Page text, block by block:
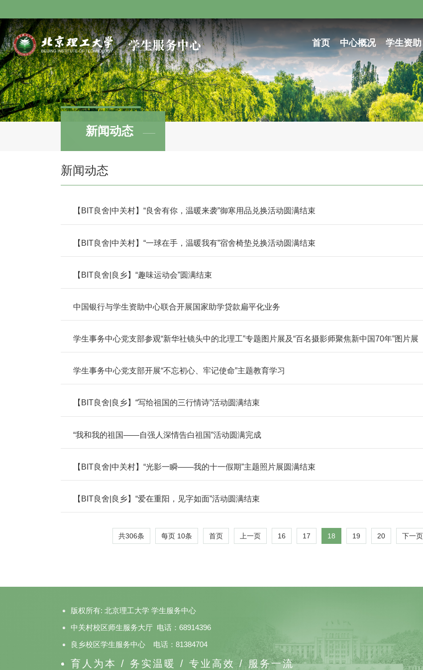
首页 中心概况 学生资助
新闻动态
新闻动态
【BIT良舍|中关村】“良舍有你，温暖来袭”御寒用品兑换活动圆满结束
【BIT良舍|中关村】“一球在手，温暖我有”宿舍椅垫兑换活动圆满结束
【BIT良舍|良乡】“趣味运动会”圆满结束
中国银行与学生资助中心联合开展国家助学贷款扁平化业务
学生事务中心党支部参观“新华社镜头中的北理工”专题图片展及“百名摄影师聚焦新中国70年”图片展
学生事务中心党支部开展“不忘初心、牢记使命”主题教育学习
【BIT良舍|良乡】“写给祖国的三行情诗”活动圆满结束
“我和我的祖国——自强人深情告白祖国”活动圆满完成
【BIT良舍|中关村】“光影一瞬——我的十一假期”主题照片展圆满结束
【BIT良舍|良乡】“爱在重阳，见字如面”活动圆满结束
共306条 每页 10条 首页 上一页 16 17 18 19 20 下一页
版权所有: 北京理工大学 学生服务中心
中关村校区师生服务大厅 电话：68914396
良乡校区学生服务中心 电话：81384704
育人为本 / 务实温暖 / 专业高效 / 服务一流